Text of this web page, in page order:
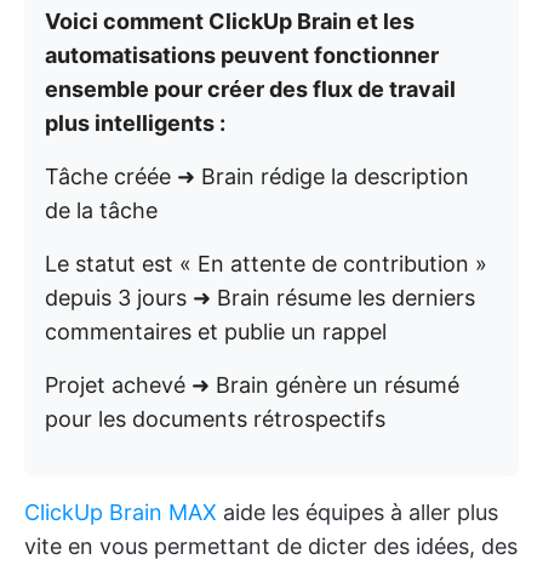
Voici comment ClickUp Brain et les
automatisations peuvent fonctionner
ensemble pour créer des flux de travail
plus intelligents :
Tâche créée ➜ Brain rédige la description
de la tâche
Le statut est « En attente de contribution »
depuis 3 jours ➜ Brain résume les derniers
commentaires et publie un rappel
Projet achevé ➜ Brain génère un résumé
pour les documents rétrospectifs
ClickUp Brain MAX aide les équipes à aller plus
vite en vous permettant de dicter des idées, des